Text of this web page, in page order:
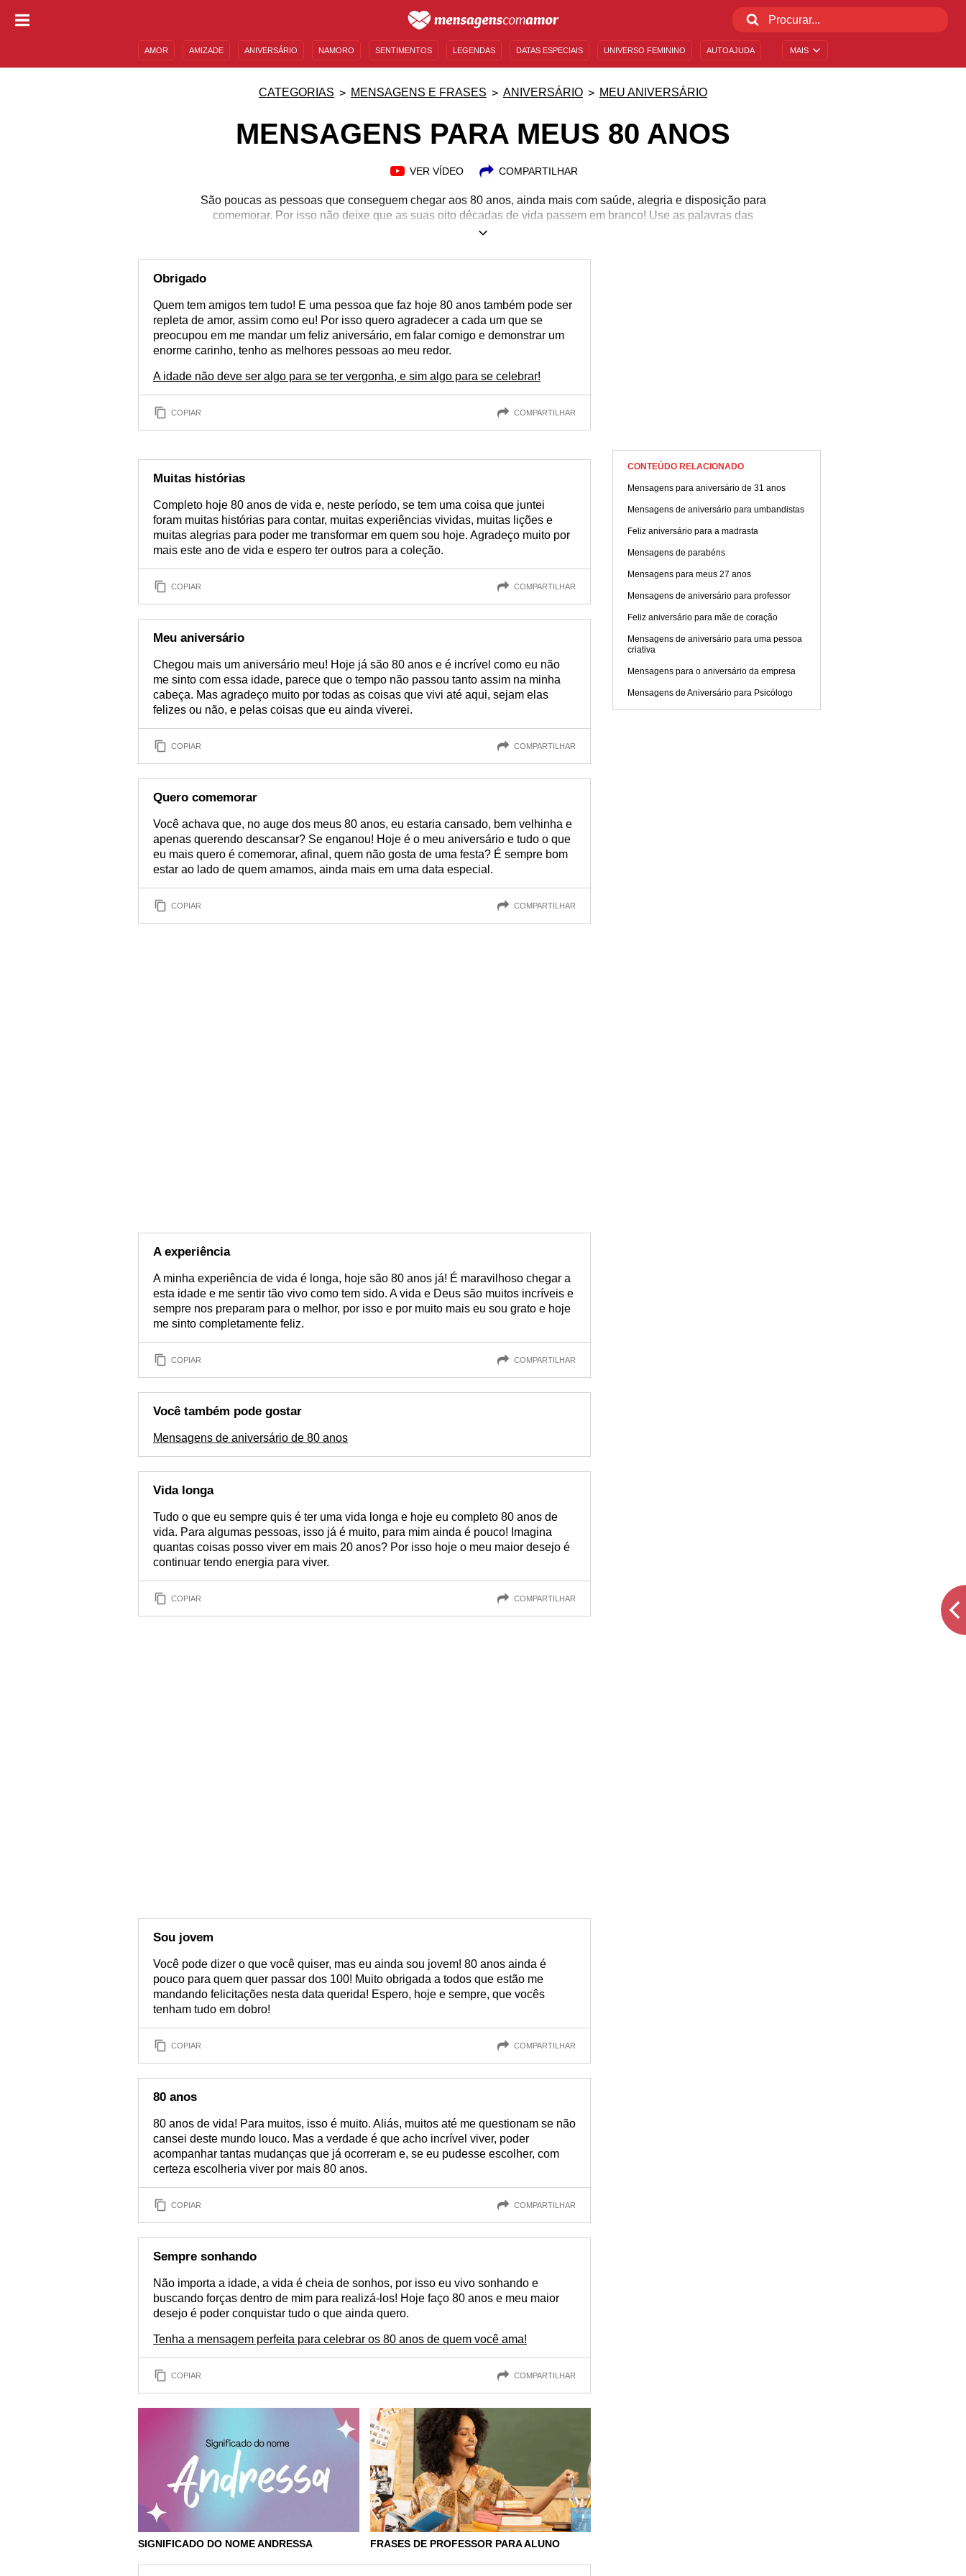
MAIS
AMOR AMIZADE ANIVERSÁRIO NAMORO SENTIMENTOS LEGENDAS DATAS ESPECIAIS UNIVERSO FEMININO AUTOAJUDA
CATEGORIAS MENSAGENS E FRASES ANIVERSÁRIO MEU ANIVERSÁRIO
MENSAGENS PARA MEUS 80 ANOS
VER VÍDEO COMPARTILHAR
São poucas as pessoas que conseguem chegar aos 80 anos, ainda mais com saúde, alegria e disposição para
comemorar. Por isso não deixe que as suas oito décadas de vida passem em branco! Use as palavras das
nossas mensagens e torne seu dia ainda mais especial!
Obrigado
Quem tem amigos tem tudo! E uma pessoa que faz hoje 80 anos também pode ser
repleta de amor, assim como eu! Por isso quero agradecer a cada um que se
preocupou em me mandar um feliz aniversário, em falar comigo e demonstrar um
enorme carinho, tenho as melhores pessoas ao meu redor.
A idade não deve ser algo para se ter vergonha, e sim algo para se celebrar!
COPIAR COMPARTILHAR
Muitas histórias
Completo hoje 80 anos de vida e, neste período, se tem uma coisa que juntei
foram muitas histórias para contar, muitas experiências vividas, muitas lições e
muitas alegrias para poder me transformar em quem sou hoje. Agradeço muito por
mais este ano de vida e espero ter outros para a coleção.
COPIAR COMPARTILHAR
Meu aniversário
Chegou mais um aniversário meu! Hoje já são 80 anos e é incrível como eu não
me sinto com essa idade, parece que o tempo não passou tanto assim na minha
cabeça. Mas agradeço muito por todas as coisas que vivi até aqui, sejam elas
felizes ou não, e pelas coisas que eu ainda viverei.
COPIAR COMPARTILHAR
Quero comemorar
Você achava que, no auge dos meus 80 anos, eu estaria cansado, bem velhinha e
apenas querendo descansar? Se enganou! Hoje é o meu aniversário e tudo o que
eu mais quero é comemorar, afinal, quem não gosta de uma festa? É sempre bom
estar ao lado de quem amamos, ainda mais em uma data especial.
COPIAR COMPARTILHAR
A experiência
A minha experiência de vida é longa, hoje são 80 anos já! É maravilhoso chegar a
esta idade e me sentir tão vivo como tem sido. A vida e Deus são muitos incríveis e
sempre nos preparam para o melhor, por isso e por muito mais eu sou grato e hoje
me sinto completamente feliz.
COPIAR COMPARTILHAR
Você também pode gostar
Mensagens de aniversário de 80 anos
Vida longa
Tudo o que eu sempre quis é ter uma vida longa e hoje eu completo 80 anos de
vida. Para algumas pessoas, isso já é muito, para mim ainda é pouco! Imagina
quantas coisas posso viver em mais 20 anos? Por isso hoje o meu maior desejo é
continuar tendo energia para viver.
COPIAR COMPARTILHAR
Sou jovem
Você pode dizer o que você quiser, mas eu ainda sou jovem! 80 anos ainda é
pouco para quem quer passar dos 100! Muito obrigada a todos que estão me
mandando felicitações nesta data querida! Espero, hoje e sempre, que vocês
tenham tudo em dobro!
COPIAR COMPARTILHAR
80 anos
80 anos de vida! Para muitos, isso é muito. Aliás, muitos até me questionam se não
cansei deste mundo louco. Mas a verdade é que acho incrível viver, poder
acompanhar tantas mudanças que já ocorreram e, se eu pudesse escolher, com
certeza escolheria viver por mais 80 anos.
COPIAR COMPARTILHAR
Sempre sonhando
Não importa a idade, a vida é cheia de sonhos, por isso eu vivo sonhando e
buscando forças dentro de mim para realizá-los! Hoje faço 80 anos e meu maior
desejo é poder conquistar tudo o que ainda quero.
Tenha a mensagem perfeita para celebrar os 80 anos de quem você ama!
COPIAR COMPARTILHAR
SIGNIFICADO DO NOME ANDRESSA FRASES DE PROFESSOR PARA ALUNO
CONTEÚDO RELACIONADO
Mensagens para aniversário de 31 anos
Mensagens de aniversário para umbandistas
Feliz aniversário para a madrasta
Mensagens de parabéns
Mensagens para meus 27 anos
Mensagens de aniversário para professor
Feliz aniversário para mãe de coração
Mensagens de aniversário para uma pessoa
criativa
Mensagens para o aniversário da empresa
Mensagens de Aniversário para Psicólogo